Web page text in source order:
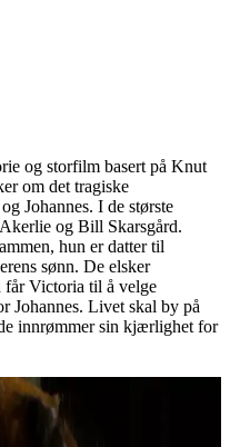
og storfilm basert på Knut
om det tragiske
Johannes. I de største
og Bill Skarsgård.
hun er datter til
sønn. De elsker
får Victoria til å velge
Johannes. Livet skal by på
innrømmer sin kjærlighet for